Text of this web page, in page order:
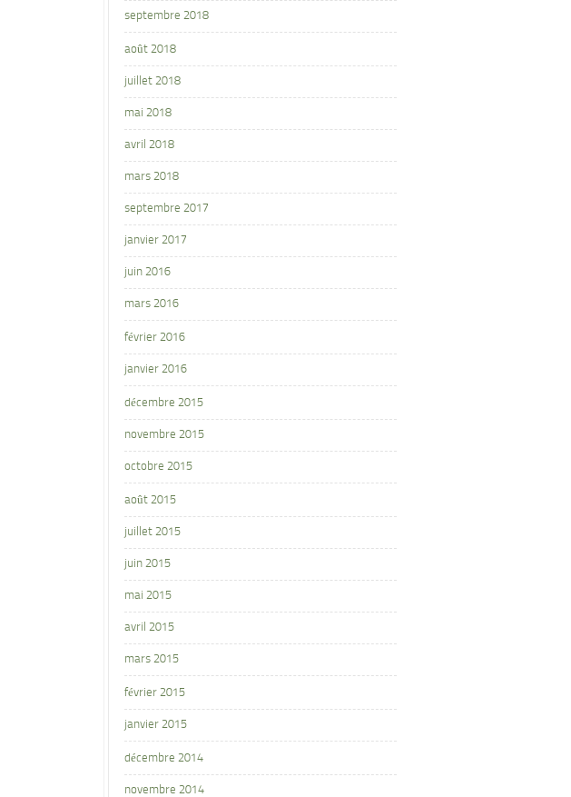
septembre 2018
août 2018
juillet 2018
mai 2018
avril 2018
mars 2018
septembre 2017
janvier 2017
juin 2016
mars 2016
février 2016
janvier 2016
décembre 2015
novembre 2015
octobre 2015
août 2015
juillet 2015
juin 2015
mai 2015
avril 2015
mars 2015
février 2015
janvier 2015
décembre 2014
novembre 2014